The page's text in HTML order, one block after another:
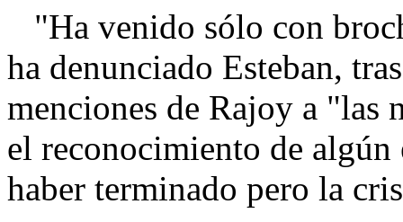
"Ha venido sólo con
ha denunciado Esteban,
menciones de Rajoy a "las
el reconocimiento de algún
haber terminado pero la